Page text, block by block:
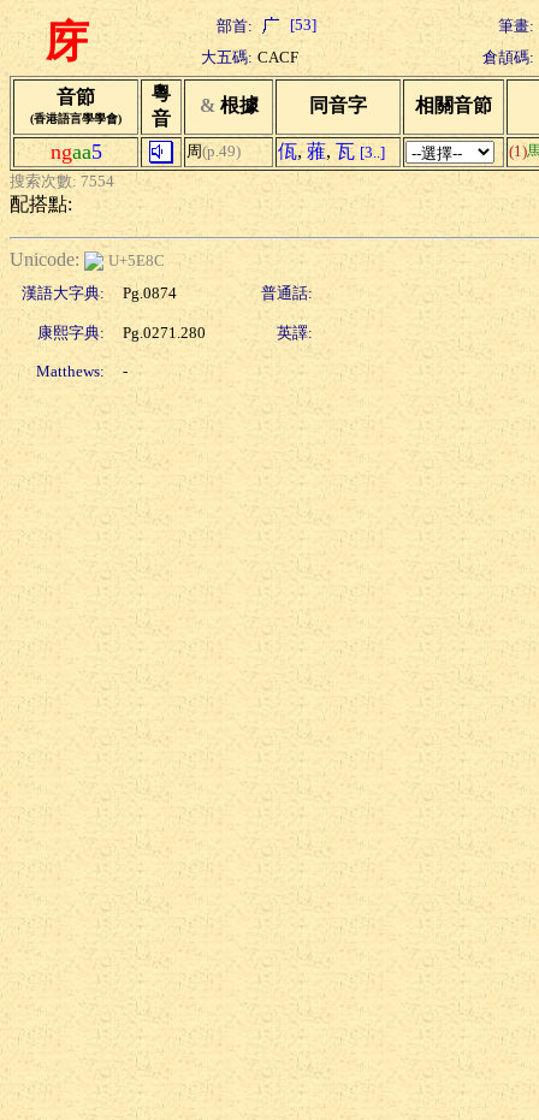
庌 部首: [53]
筆畫:
大五碼: CACF 倉頡碼:
音節
(香港語言學學會)
粵
音
& 根據 同音字 相關音節
ngaa5 周(p.49) 佤, 蕥, 瓦 [3..] (1)
搜索次數: 7554
配搭點:
Unicode:
U+5E8C
漢語大字典:
Pg.0874 普通話:
康熙字典: Pg.0271.280 英譯:
Matthews: -